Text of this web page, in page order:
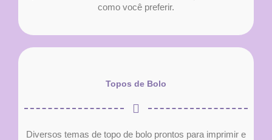
como você preferir.
Topos de Bolo
Diversos temas de topo de bolo prontos para imprimir e